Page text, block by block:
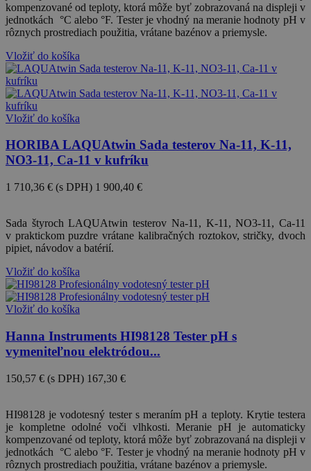
kompenzované od teploty, ktorá môže byť zobrazovaná na displeji v
jednotkách °C alebo °F. Tester je vhodný na meranie hodnoty pH v
rôznych prostrediach použitia, vrátane bazénov a priemysle.
Vložiť do košíka
Vložiť do košíka
HORIBA LAQUAtwin Sada testerov Na-11, K-11,
NO3-11, Ca-11 v kufríku
1 710,36 € (s DPH) 1 900,40 €
Sada štyroch LAQUAtwin testerov Na-11, K-11, NO3-11, Ca-11
v praktickom puzdre vrátane kalibračných roztokov, stričky, dvoch
pipiet, návodov a batérií.
Vložiť do košíka
Vložiť do košíka
Hanna Instruments HI98128 Tester pH s
vymeniteľnou elektródou...
150,57 € (s DPH) 167,30 €
HI98128 je vodotesný tester s meraním pH a teploty. Krytie testera
je kompletne odolné voči vlhkosti. Meranie pH je automaticky
kompenzované od teploty, ktorá môže byť zobrazovaná na displeji v
jednotkách °C alebo °F. Tester je vhodný na meranie hodnoty pH v
rôznych prostrediach použitia, vrátane bazénov a priemysle.